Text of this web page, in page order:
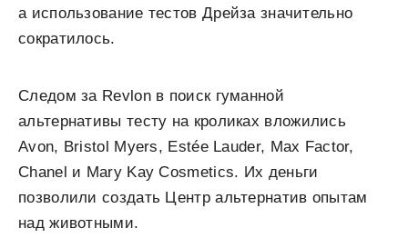
а использование тестов Дрейза значительно
сократилось.
Следом за Revlon в поиск гуманной
альтернативы тесту на кроликах вложились
Avon, Bristol Myers, Estée Lauder, Max Factor,
Chanel и Mary Kay Cosmetics. Их деньги
позволили создать Центр альтернатив опытам
над животными.